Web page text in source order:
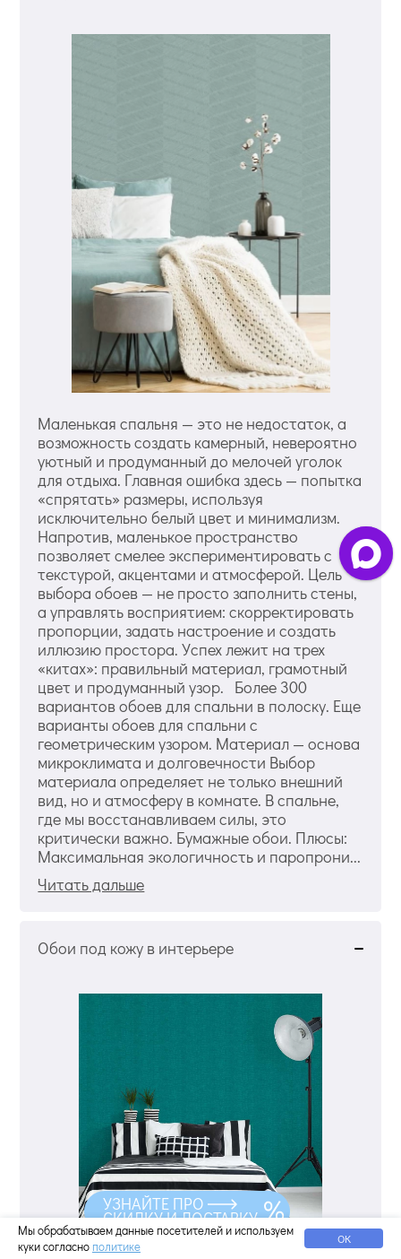
Маленькая спальня — это не недостаток, а
возможность создать камерный, невероятно
уютный и продуманный до мелочей уголок
для отдыха. Главная ошибка здесь — попытка
«спрятать» размеры, используя
исключительно белый цвет и минимализм.
Напротив, маленькое пространство
позволяет смелее экспериментировать с
текстурой, акцентами и атмосферой. Цель
выбора обоев — не просто заполнить стены,
а управлять восприятием: скорректировать
пропорции, задать настроение и создать
иллюзию простора. Успех лежит на трех
«китах»: правильный материал, грамотный
цвет и продуманный узор. Более 300
вариантов обоев для спальни в полоску. Еще
варианты обоев для спальни с
геометрическим узором. Материал — основа
микроклимата и долговечности Выбор
материала определяет не только внешний
вид, но и атмосферу в комнате. В спальне,
где мы восстанавливаем силы, это
критически важно. Бумажные обои. Плюсы:
Максимальная экологичность и паропрони...
Читать дальше
Обои под кожу в интерьере
Мы обрабатываем данные посетителей и используем
куки согласно политике ОК
УЗНАЙТЕ ПРО
СКИДКУ И ДОСТАВКУ